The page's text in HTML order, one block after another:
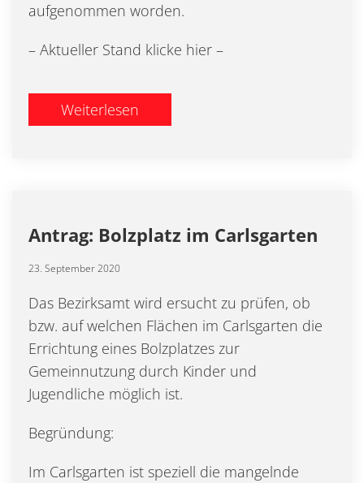
aufgenommen worden.
– Aktueller Stand klicke hier –
Weiterlesen
Antrag: Bolzplatz im Carlsgarten
23. September 2020
Das Bezirksamt wird ersucht zu prüfen, ob
bzw. auf welchen Flächen im Carlsgarten die
Errichtung eines Bolzplatzes zur
Gemeinnutzung durch Kinder und
Jugendliche möglich ist.
Begründung:
Im Carlsgarten ist speziell die mangelnde